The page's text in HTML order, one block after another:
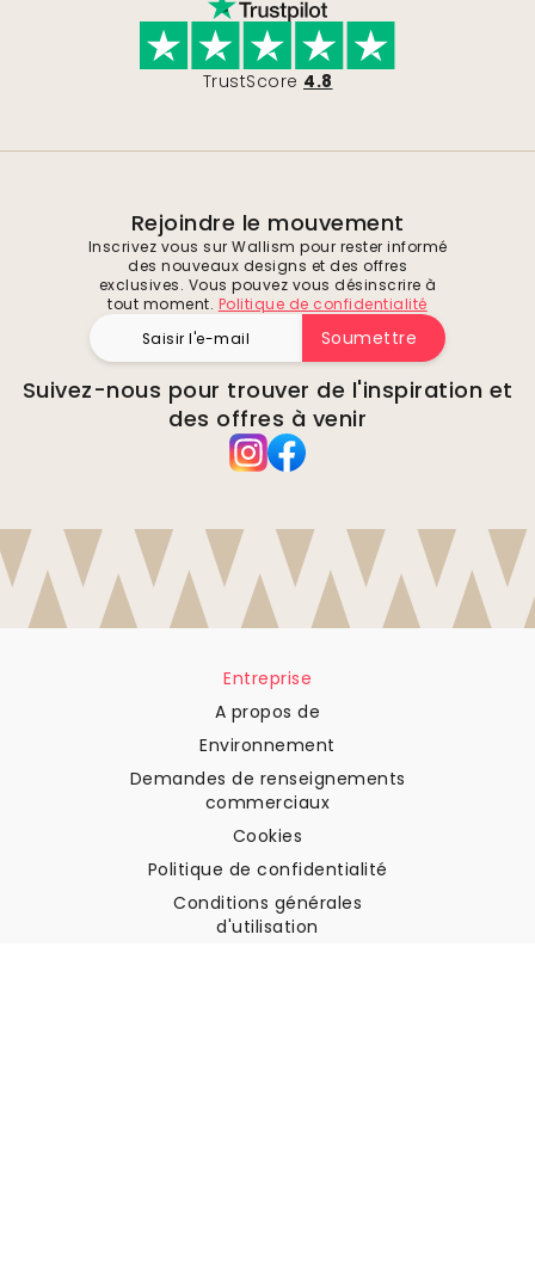
TrustScore 4.8
Rejoindre le mouvement
Inscrivez vous sur Wallism pour rester informé
des nouveaux designs et des offres
exclusives. Vous pouvez vous désinscrire à
tout moment. Politique de confidentialité
Soumettre
Suivez-nous pour trouver de l'inspiration et
des offres à venir
Entreprise
A propos de
Environnement
Demandes de renseignements
commerciaux
Cookies
Politique de confidentialité
Conditions générales
d'utilisation